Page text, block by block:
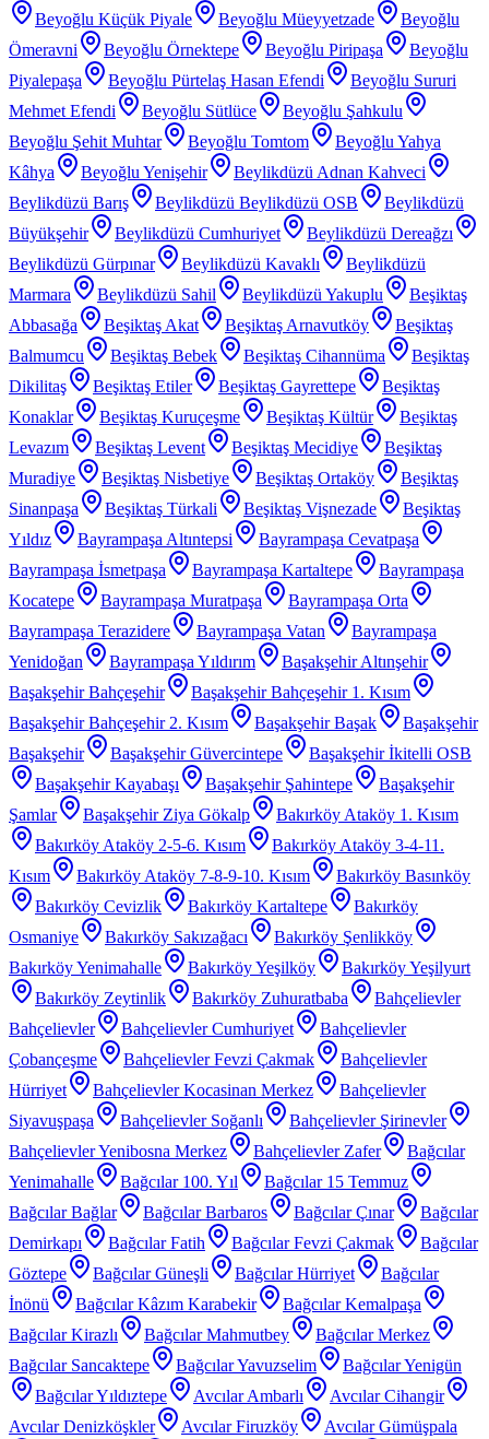
Beyoğlu Küçük Piyale
Beyoğlu Müeyyetzade
Beyoğlu
Ömeravni
Beyoğlu Örnektepe Beyoğlu Piripaşa
Beyoğlu
Piyalepaşa
Beyoğlu Pürtelaş Hasan Efendi
Beyoğlu Sururi
Mehmet Efendi
Beyoğlu Sütlüce
Beyoğlu Şahkulu
Beyoğlu Şehit Muhtar
Beyoğlu Tomtom
Beyoğlu Yahya
Kâhya
Beyoğlu Yenişehir
Beylikdüzü Adnan Kahveci
Beylikdüzü Barış
Beylikdüzü Beylikdüzü OSB
Beylikdüzü
Büyükşehir
Beylikdüzü Cumhuriyet
Beylikdüzü Dereağzı
Beylikdüzü Gürpınar
Beylikdüzü Kavaklı
Beylikdüzü
Marmara
Beylikdüzü Sahil Beylikdüzü Yakuplu
Beşiktaş
Abbasağa
Beşiktaş Akat Beşiktaş Arnavutköy
Beşiktaş
Balmumcu
Beşiktaş Bebek Beşiktaş Cihannüma
Beşiktaş
Dikilitaş
Beşiktaş Etiler Beşiktaş Gayrettepe
Beşiktaş
Konaklar
Beşiktaş Kuruçeşme Beşiktaş Kültür
Beşiktaş
Levazım
Beşiktaş Levent Beşiktaş Mecidiye
Beşiktaş
Muradiye
Beşiktaş Nisbetiye Beşiktaş Ortaköy
Beşiktaş
Sinanpaşa
Beşiktaş Türkali Beşiktaş Vişnezade
Beşiktaş
Yıldız
Bayrampaşa Altıntepsi
Bayrampaşa Cevatpaşa
Bayrampaşa İsmetpaşa
Bayrampaşa Kartaltepe
Bayrampaşa
Kocatepe
Bayrampaşa Muratpaşa
Bayrampaşa Orta
Bayrampaşa Terazidere
Bayrampaşa Vatan
Bayrampaşa
Yenidoğan
Bayrampaşa Yıldırım
Başakşehir Altınşehir
Başakşehir Bahçeşehir
Başakşehir Bahçeşehir 1. Kısım
Başakşehir Bahçeşehir 2. Kısım
Başakşehir Başak
Başakşehir
Başakşehir
Başakşehir Güvercintepe
Başakşehir İkitelli OSB
Başakşehir Kayabaşı
Başakşehir Şahintepe
Başakşehir
Şamlar
Başakşehir Ziya Gökalp
Bakırköy Ataköy 1. Kısım
Bakırköy Ataköy 2-5-6. Kısım
Bakırköy Ataköy 3-4-11.
Kısım
Bakırköy Ataköy 7-8-9-10. Kısım
Bakırköy Basınköy
Bakırköy Cevizlik
Bakırköy Kartaltepe
Bakırköy
Osmaniye
Bakırköy Sakızağacı
Bakırköy Şenlikköy
Bakırköy Yenimahalle
Bakırköy Yeşilköy
Bakırköy Yeşilyurt
Bakırköy Zeytinlik
Bakırköy Zuhuratbaba
Bahçelievler
Bahçelievler
Bahçelievler Cumhuriyet
Bahçelievler
Çobançeşme
Bahçelievler Fevzi Çakmak
Bahçelievler
Hürriyet
Bahçelievler Kocasinan Merkez
Bahçelievler
Siyavuşpaşa
Bahçelievler Soğanlı
Bahçelievler Şirinevler
Bahçelievler Yenibosna Merkez
Bahçelievler Zafer
Bağcılar
Yenimahalle
Bağcılar 100. Yıl
Bağcılar 15 Temmuz
Bağcılar Bağlar
Bağcılar Barbaros Bağcılar Çınar
Bağcılar
Demirkapı
Bağcılar Fatih Bağcılar Fevzi Çakmak
Bağcılar
Göztepe
Bağcılar Güneşli Bağcılar Hürriyet
Bağcılar
İnönü
Bağcılar Kâzım Karabekir
Bağcılar Kemalpaşa
Bağcılar Kirazlı
Bağcılar Mahmutbey
Bağcılar Merkez
Bağcılar Sancaktepe
Bağcılar Yavuzselim
Bağcılar Yenigün
Bağcılar Yıldıztepe
Avcılar Ambarlı
Avcılar Cihangir
Avcılar Denizköşkler
Avcılar Firuzköy Avcılar Gümüşpala